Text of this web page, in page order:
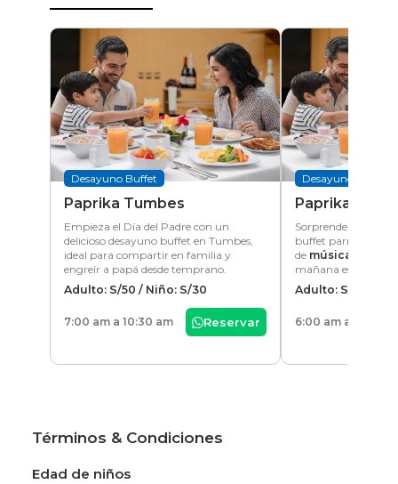
Desayuno Buffet
Paprika Tumbes
Empieza el Día del Padre con un
delicioso desayuno buffet en Tumbes,
ideal para compartir en familia y
engreír a papá desde temprano.
Adulto: S/50 / Niño: S/30
7:00 am a 10:30 am Reservar
Desayuno Buffet
Paprika Piura
Sorprende a papá
buffet parrillero en
de música en vivo
mañana especial
Adulto: S/57 /
6:00 am a 11:00
Términos & Condiciones
Edad de niños